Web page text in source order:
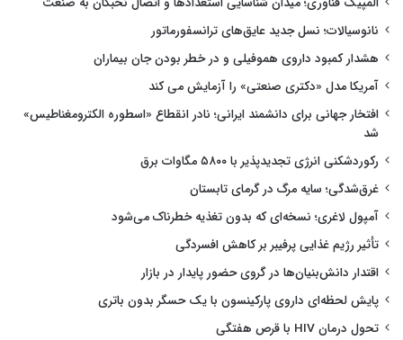
نانوسیالات؛ نسل جدید عایق‌های ترانسفورماتور
هشدار کمبود داروی هموفیلی و در خطر بودن جان بیماران
آمریکا مدل «دکتری صنعتی» را آزمایش می کند
افتخار جهانی برای دانشمند ایرانی؛ نادر انقطاع «اسطوره الکترومغناطیس»
شد
رکوردشکنی انرژی تجدیدپذیر با ۵۸۰۰ مگاوات برق
غرق‌شدگی؛ سایه مرگ در گرمای تابستان
آمپول لاغری؛ نسخه‌ای که بدون تغذیه خطرناک می‌شود
تأثیر رژیم غذایی پرفیبر بر کاهش افسردگی
اقتدار دانش‌بنیان‌ها در گروی حضور پایدار در بازار
پایش لحظه‌ای داروی پارکینسون با یک حسگر بدون باتری
تحول درمان HIV با قرص هفتگی